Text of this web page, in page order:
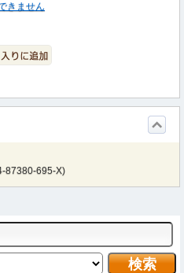
きません
87380-695-X)